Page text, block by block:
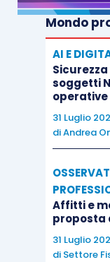
globale
energetica di
edifici
esistenti
interventi
degli edifici
la riduzione
Mondo
AI E
soggetti
operative
31 Luglio
diAndrea
Affitti e
proposta
31 Luglio
di Settore